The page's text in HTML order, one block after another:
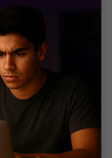
dúvida.
língua e
e
de acessar
a render